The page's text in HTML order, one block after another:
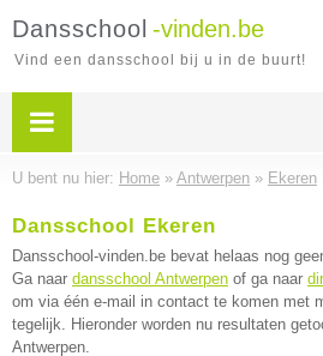
Dansschool -vinden.be
Vind een dansschool bij u in de buurt!
U bent nu hier: Home » Antwerpen » Ekeren
Dansschool Ekeren
Dansschool-vinden.be bevat helaas nog
Ga naar dansschool Antwerpen of ga naar
om via één e-mail in contact te komen met
tegelijk. Hieronder worden nu resultaten
Antwerpen.